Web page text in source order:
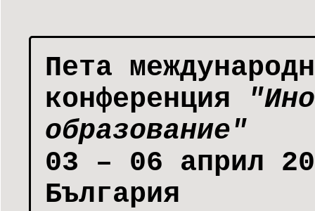
Пета
конференция
образование"
03 – 06 април
България